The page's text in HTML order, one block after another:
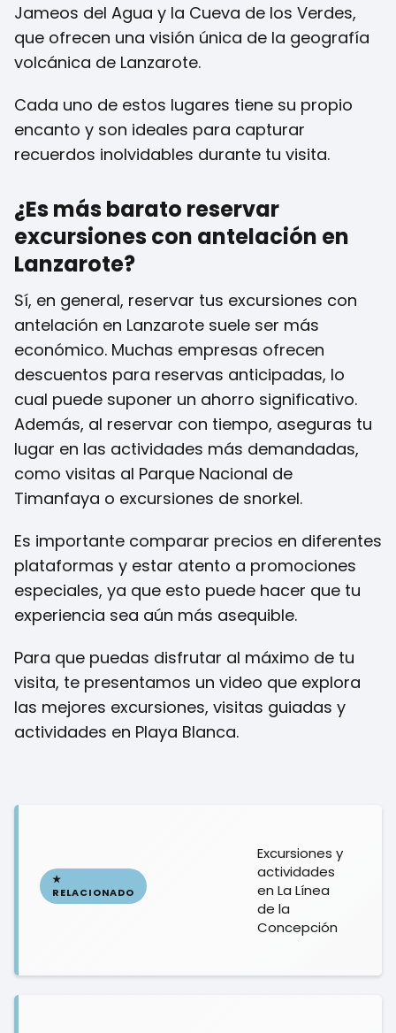
Jameos del Agua y la Cueva de los Verdes,
que ofrecen una visión única de la geografía
volcánica de Lanzarote.
Cada uno de estos lugares tiene su propio
encanto y son ideales para capturar
recuerdos inolvidables durante tu visita.
¿Es más barato reservar
excursiones con antelación en
Lanzarote?
Sí, en general, reservar tus excursiones con
antelación en Lanzarote suele ser más
económico. Muchas empresas ofrecen
descuentos para reservas anticipadas, lo
cual puede suponer un ahorro significativo.
Además, al reservar con tiempo, aseguras tu
lugar en las actividades más demandadas,
como visitas al Parque Nacional de
Timanfaya o excursiones de snorkel.
Es importante comparar precios en diferentes
plataformas y estar atento a promociones
especiales, ya que esto puede hacer que tu
experiencia sea aún más asequible.
Para que puedas disfrutar al máximo de tu
visita, te presentamos un video que explora
las mejores excursiones, visitas guiadas y
actividades en Playa Blanca.
Excursiones y
actividades
en La Línea
de la
Concepción